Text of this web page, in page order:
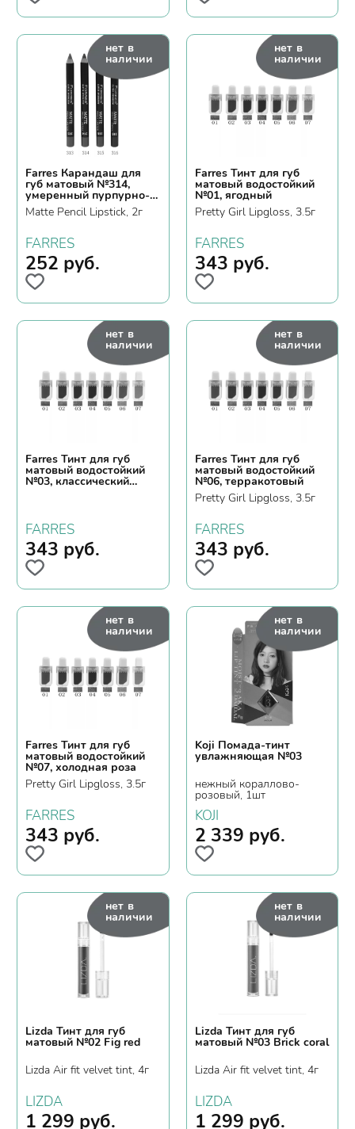
нет в
наличии
Farres Карандаш для
губ матовый №314,
умеренный пурпурно-
красный
Matte Pencil Lipstick, 2г
FARRES
252 руб.
нет в
наличии
Farres Тинт для губ
матовый водостойкий
№01, ягодный
Pretty Girl Lipgloss, 3.5г
FARRES
343 руб.
нет в
наличии
Farres Тинт для губ
матовый водостойкий
№03, классический
FARRES
343 руб.
нет в
наличии
Farres Тинт для губ
матовый водостойкий
№06, терракотовый
Pretty Girl Lipgloss, 3.5г
FARRES
343 руб.
нет в
наличии
Farres Тинт для губ
матовый водостойкий
№07, холодная роза
Pretty Girl Lipgloss, 3.5г
FARRES
343 руб.
нет в
наличии
Koji Помада-тинт
увлажняющая №03
нежный кораллово-
розовый, 1шт
KOJI
2 339 руб.
нет в
наличии
Lizda Тинт для губ
матовый №02 Fig red
Lizda Air fit velvet tint, 4г
LIZDA
1 299 руб.
нет в
наличии
Lizda Тинт для губ
матовый №03 Brick coral
Lizda Air fit velvet tint, 4г
LIZDA
1 299 руб.